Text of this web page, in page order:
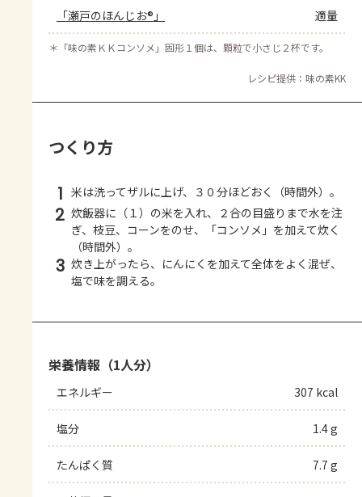
「瀬戸のほんじお®」 適量
＊ 「味の素ＫＫコンソメ」固形１個は、顆粒で小さじ２杯です。
レシピ提供：味の素KK
つくり方
1 米は洗ってザルに上げ、３０分ほどおく（時間外）。
2 炊飯器に（１）の米を入れ、２合の目盛りまで水を注
ぎ、枝豆、コーンをのせ、「コンソメ」を加えて炊く
（時間外）。
3 炊き上がったら、にんにくを加えて全体をよく混ぜ、
塩で味を調える。
栄養情報（1人分）
エネルギー 307 kcal
塩分 1.4 g
たんぱく質 7.7 g